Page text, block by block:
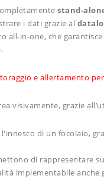
stand-
i dati grazie al
all-in-one, che
e allertamento
visivamente, grazie
di un focolaio,
di rappresentare
implementabile anche